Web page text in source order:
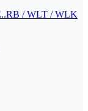
/ WLT / WLK